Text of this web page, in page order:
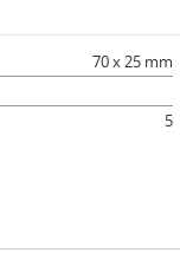
70 x 25 mm
5